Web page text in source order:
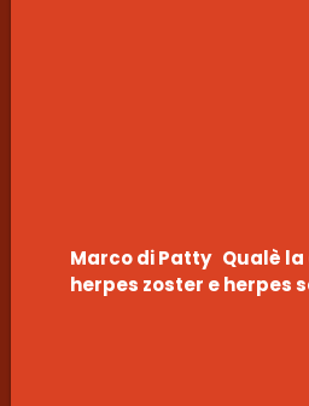
Marco di Patty Qualè
herpes zoster e herpes